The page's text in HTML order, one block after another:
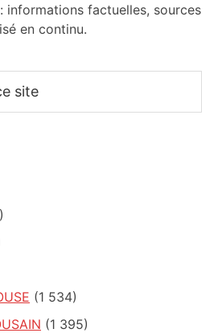
informations factuelles, sources
en continu.
(1 534)
(1 395)